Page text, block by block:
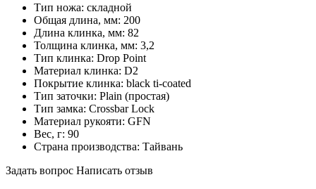
Тип ножа: складной
Общая длина, мм: 200
Длина клинка, мм: 82
Толщина клинка, мм: 3,2
Тип клинка: Drop Point
Материал клинка: D2
Покрытие клинка: black ti-coated
Тип заточки: Plain (простая)
Тип замка: Crossbar Lock
Материал рукояти: GFN
Вес, г: 90
Страна производства: Тайвань
Задать вопрос Написать отзыв